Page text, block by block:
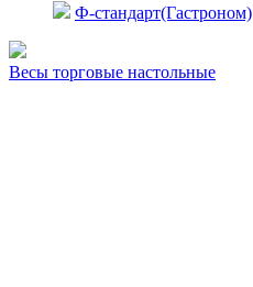
Ф-стандарт(Гастроном)
Весы торговые настольные